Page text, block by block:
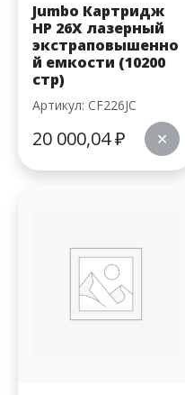
Jumbo Картридж
HP 26X лазерный
экстраповышенно
й емкости (10200
стр)
Артикул: CF226JC
20 000,04₽ ✕